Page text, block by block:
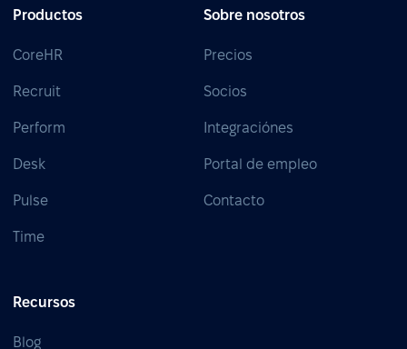
Productos
CoreHR
Recruit
Perform
Desk
Pulse
Time
Sobre nosotros
Precios
Socios
Integraciónes
Portal de empleo
Contacto
Recursos
Blog